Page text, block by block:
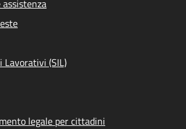
(SIL)
legale per cittadini